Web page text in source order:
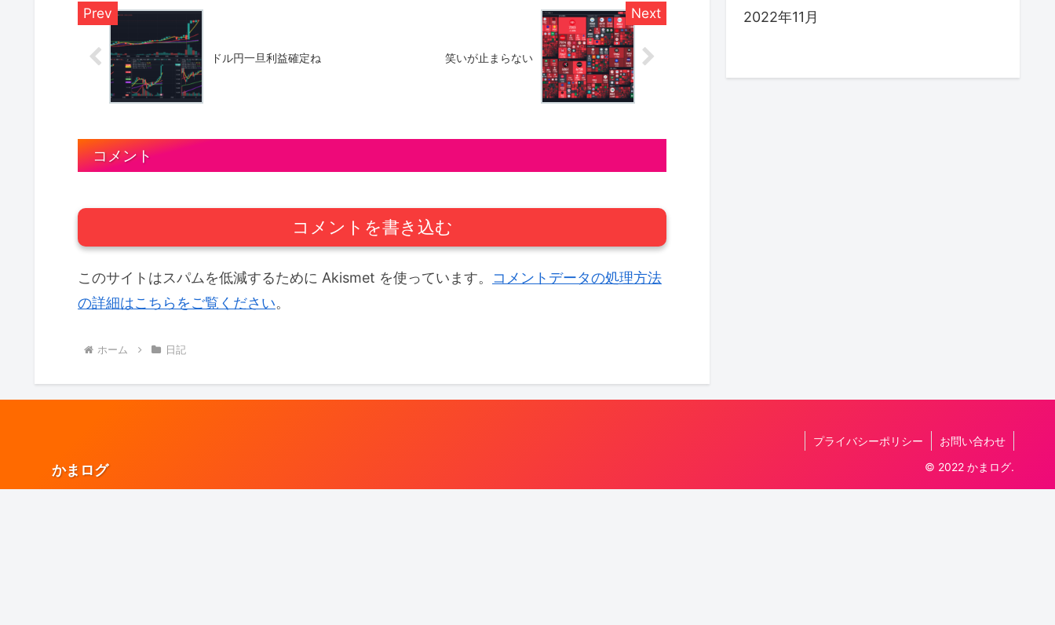
ドル円一旦利益確定ね 笑いが止まらない
コメント
コメントを書き込む
このサイトはスパムを低減するために Akismet を使っています。 コメントデータの処理方法
の詳細はこちらをご覧ください。
ホーム 日記
2022年11月
かまログ
プライバシーポリシー
お問い合わせ
© 2022 かまログ.